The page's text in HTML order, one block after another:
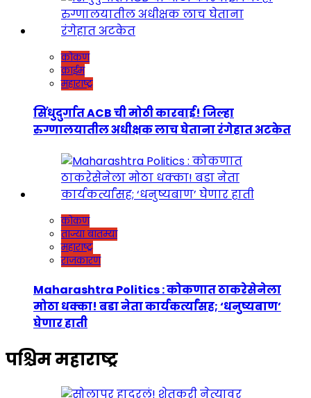
कोकण
क्राईम
महाराष्ट्र
सिंधुदुर्गात ACB ची मोठी कारवाई! जिल्हा
रुग्णालयातील अधीक्षक लाच घेताना रंगेहात अटकेत
कोकण
ताज्या बातम्या
महाराष्ट्र
राजकारण
Maharashtra Politics : कोकणात ठाकरेसेनेला
मोठा धक्का! बडा नेता कार्यकर्त्यांसह; ‘धनुष्यबाण’
घेणार हाती
पश्चिम महाराष्ट्र